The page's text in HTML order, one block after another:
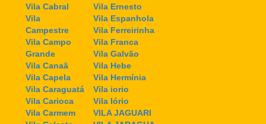
Vila Cabral
Vila
Campestre
Vila Campo
Grande
Vila Canaã
Vila Capela
Vila Caraguatá
Vila Carioca
Vila Carmem
Vila Ernesto
Vila Espanhola
Vila Ferreirinha
Vila Franca
Vila Galvão
Vila Hebe
Vila Hermínia
Vila iorio
Vila Iório
VILA JAGUARI